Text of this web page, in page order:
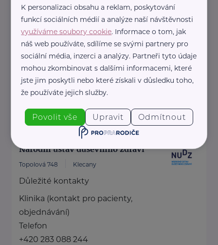
Jiřice 298
Jsem záchranář a lektor první
pomoci s více než 14 letou praxí. S
touhou posunout ...
https://prvnipomoczachranare.webnode.cz/
prvnipomoczachranare@gmail.com
Národní ústav duševního zdraví
Topolová 748 Klecany
Důležité kontakty
Klinika (kontakt pro pacienty,
objednávání)
Telefon
+420 283 088 244
K personalizaci obsahu a reklam, poskytování
funkcí sociálních médií a analýze naší návštěvnosti
využíváme soubory cookie. Informace o tom, jak
náš web používáte, sdílíme se svými partnery pro
sociální média, inzerci a analýzy. Partneři tyto údaje
mohou zkombinovat s dalšími informacemi, které
jste jim poskytli nebo které získali v důsledku toho,
že používáte jejich služby.
Povolit vše Upravit Odmítnout